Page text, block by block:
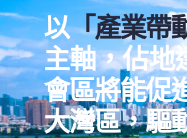
以「產業帶
主軸，佔地
會區將能促
大灣區，驅